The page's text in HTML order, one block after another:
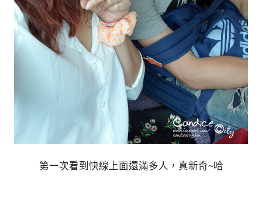
第一次看到快線上面還滿多人，真新奇~哈